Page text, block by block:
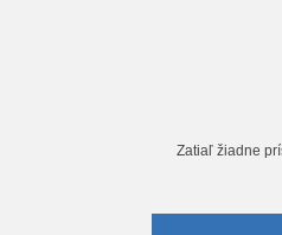
Zatiaľ žiadne